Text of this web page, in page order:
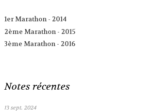
1er Marathon - 2014
2ème Marathon - 2015
3ème Marathon - 2016
Notes récentes
13 sept. 2024